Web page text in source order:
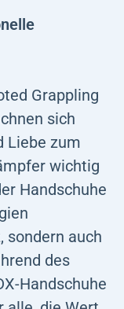
Grappling
sich
Liebe zum
wichtig
Handschuhe
sondern auch
des
Handschuhe